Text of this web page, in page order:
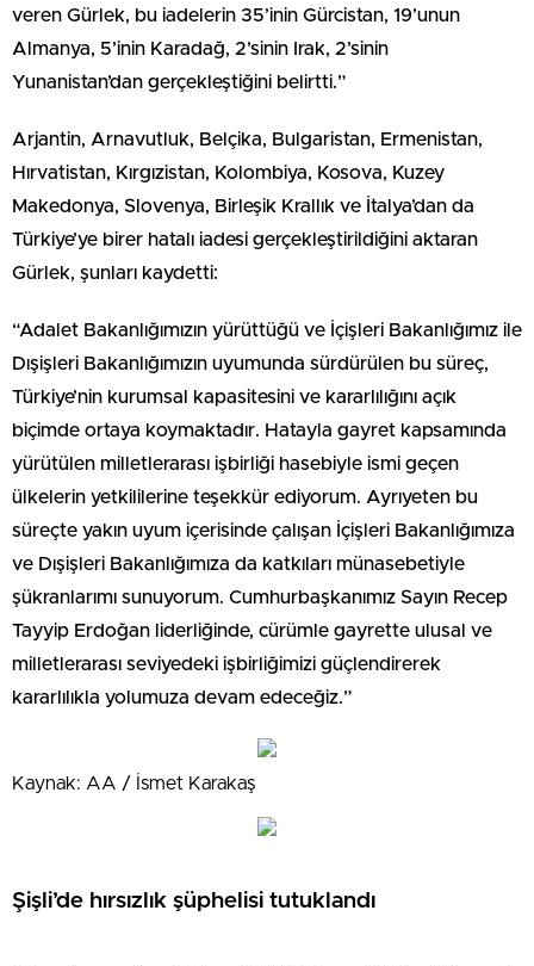
veren Gürlek, bu iadelerin 35’inin Gürcistan, 19’unun
Almanya, 5’inin Karadağ, 2’sinin Irak, 2’sinin
Yunanistan’dan gerçekleştiğini belirtti.”
Arjantin, Arnavutluk, Belçika, Bulgaristan, Ermenistan,
Hırvatistan, Kırgızistan, Kolombiya, Kosova, Kuzey
Makedonya, Slovenya, Birleşik Krallık ve İtalya’dan da
Türkiye’ye birer hatalı iadesi gerçekleştirildiğini aktaran
Gürlek, şunları kaydetti:
“Adalet Bakanlığımızın yürüttüğü ve İçişleri Bakanlığımız ile
Dışişleri Bakanlığımızın uyumunda sürdürülen bu süreç,
Türkiye’nin kurumsal kapasitesini ve kararlılığını açık
biçimde ortaya koymaktadır. Hatayla gayret kapsamında
yürütülen milletlerarası işbirliği hasebiyle ismi geçen
ülkelerin yetkililerine teşekkür ediyorum. Ayrıyeten bu
süreçte yakın uyum içerisinde çalışan İçişleri Bakanlığımıza
ve Dışişleri Bakanlığımıza da katkıları münasebetiyle
şükranlarımı sunuyorum. Cumhurbaşkanımız Sayın Recep
Tayyip Erdoğan liderliğinde, cürümle gayrette ulusal ve
milletlerarası seviyedeki işbirliğimizi güçlendirerek
kararlılıkla yolumuza devam edeceğiz.”
Kaynak: AA / İsmet Karakaş
Şişli’de hırsızlık şüphelisi tutuklandı